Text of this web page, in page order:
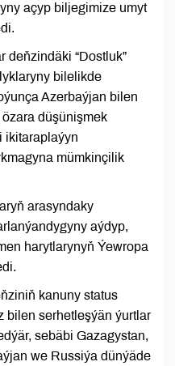
açyp biljegimize umyt
deňzindäki “Dostluk”
bilelikde
Azerbaýjan bilen
düşünişmek
ikitaraplaýyn
mümkinçilik
arasyndaky
aýdyp,
harytlarynyň Ýewropa
kanuny status
bilen serhetleşýän ýurtlar
sebäbi Gazagystan,
we Russiýa dünýäde